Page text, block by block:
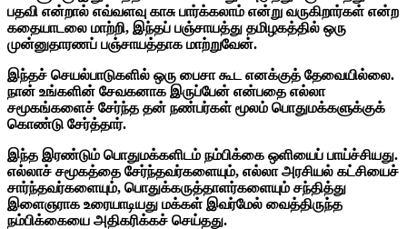
பதவி என்றால் எவ்வளவு காசு பார்க்கலாம் என்று வருகிறார்கள் என்ற
கதையாடலை மாற்றி, இந்தப் பஞ்சாயத்து தமிழகத்தில் ஒரு
முன்னுதாரணப் பஞ்சாயத்தாக மாற்றுவேன்.
இந்தச் செயல்பாடுகளில் ஒரு பைசா கூட எனக்குத் தேவையில்லை.
நான் உங்களின் சேவகனாக இருப்பேன் என்பதை எல்லா
சமூகங்களைச் சேர்ந்த தன் நண்பர்கள் மூலம் பொதுமக்களுக்குக்
கொண்டு சேர்த்தார்.
இந்த இரண்டும் பொதுமக்களிடம் நம்பிக்கை ஒளியைப் பாய்ச்சியது.
எல்லாச் சமூகத்தை சேர்ந்தவர்களையும், எல்லா அரசியல் கட்சியைச்
சார்ந்தவர்களையும், பொதுக்கருத்தாளர்களையும் சந்தித்து
இளைஞராக உரையாடியது மக்கள் இவர்மேல் வைத்திருந்த
நம்பிக்கையை அதிகரிக்கச் செய்தது.